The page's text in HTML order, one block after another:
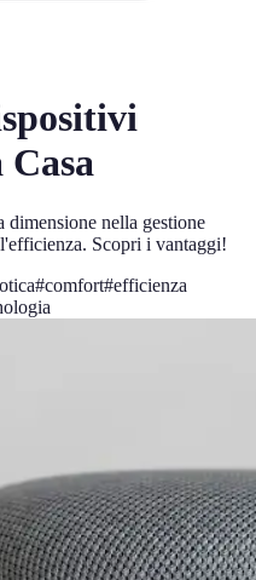
nella gestione
Scopri i vantaggi!
#comfort#efficienza